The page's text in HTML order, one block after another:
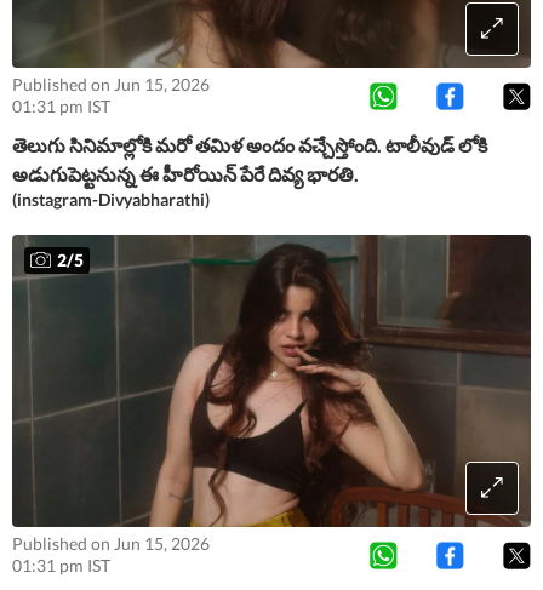
Published on Jun 15, 2026
01:31 pm IST
తెలుగు సినిమాల్లోకి మరో తమిళ అందం వచ్చేస్తోంది. టాలీవుడ్ లోకి
అడుగుపెట్టనున్న ఈ హీరోయిన్ పేరే దివ్య భారతి.
(instagram-Divyabharathi)
2/5
Published on Jun 15, 2026
01:31 pm IST